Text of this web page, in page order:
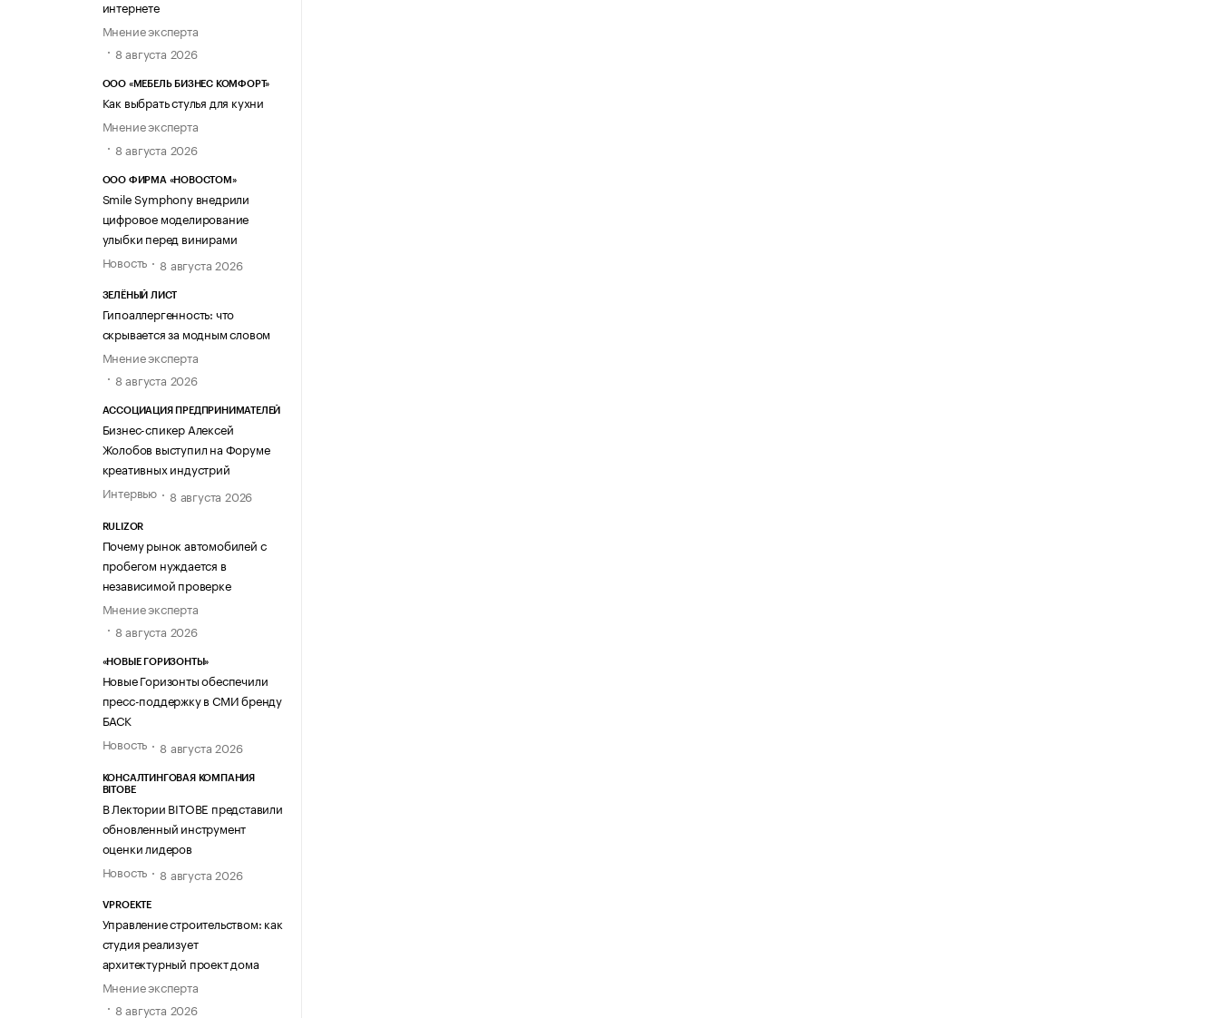
интернете
Мнение эксперта
8 августа 2026
ООО «МЕБЕЛЬ БИЗНЕС КОМФОРТ»
Как выбрать стулья для кухни
Мнение эксперта
8 августа 2026
ООО ФИРМА «НОВОСТОМ»
Smile Symphony внедрили
цифровое моделирование
улыбки перед винирами
Новость
8 августа 2026
ЗЕЛЁНЫЙ ЛИСТ
Гипоаллергенность: что
скрывается за модным словом
Мнение эксперта
8 августа 2026
АССОЦИАЦИЯ ПРЕДПРИНИМАТЕЛЕЙ
Бизнес-спикер Алексей
Жолобов выступил на Форуме
креативных индустрий
Интервью
8 августа 2026
RULIZOR
Почему рынок автомобилей с
пробегом нуждается в
независимой проверке
Мнение эксперта
8 августа 2026
«НОВЫЕ ГОРИЗОНТЫ»
Новые Горизонты обеспечили
пресс-поддержку в СМИ бренду
БАСК
Новость
8 августа 2026
КОНСАЛТИНГОВАЯ КОМПАНИЯ
BITOBE
В Лектории BITOBE представили
обновленный инструмент
оценки лидеров
Новость
8 августа 2026
VPROEKTE
Управление строительством: как
студия реализует
архитектурный проект дома
Мнение эксперта
8 августа 2026